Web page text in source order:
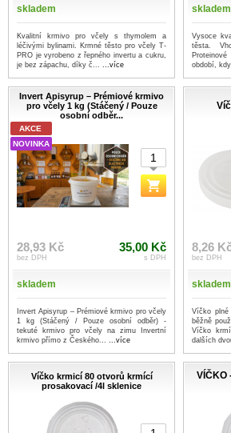
skladem
Kvalitní krmivo pro včely s thymolem a
léčivými bylinami. Krmné těsto pro včely T-
PRO je vyrobeno z řepného invertu a cukru,
je bez zápachu, díky č... ...více
skladem
Vysoce
těsta.
období,
Invert Apisyrup – Prémiové krmivo
pro včely 1 kg (Stáčený / Pouze
osobní odběr...
AKCE
NOVINKA
28,93 Kč
bez DPH
35,00 Kč
s DPH
skladem
Invert Apisyrup – Prémiové krmivo pro včely
1 kg (Stáčený / Pouze osobní odběr) -
tekuté krmivo pro včely na zimu Invertní
krmivo přímo z Českého... ...více
8,26
bez DPH
skladem
Víčko
běžně
Víčko
dalších
Víčko krmicí 80 otvorů krmící
prosakovací /4l sklenice
VÍČKO